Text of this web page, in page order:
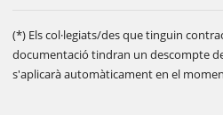
(*) Els col·legiats/des que tinguin
documentació tindran un descompte
s'aplicarà automàticament en el